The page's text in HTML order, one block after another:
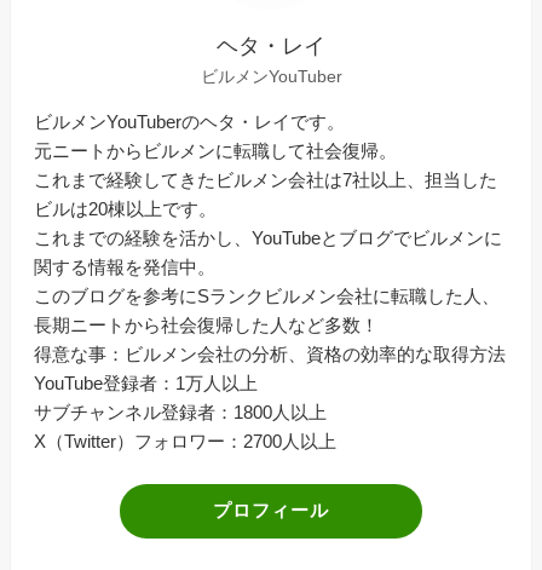
ヘタ・レイ
ビルメンYouTuber
ビルメンYouTuberのヘタ・レイです。
元ニートからビルメンに転職して社会復帰。
これまで経験してきたビルメン会社は7社以上、担当した
ビルは20棟以上です。
これまでの経験を活かし、YouTubeとブログでビルメンに
関する情報を発信中。
このブログを参考にSランクビルメン会社に転職した人、
長期ニートから社会復帰した人など多数！
得意な事：ビルメン会社の分析、資格の効率的な取得方法
YouTube登録者：1万人以上
サブチャンネル登録者：1800人以上
X（Twitter）フォロワー：2700人以上
プロフィール